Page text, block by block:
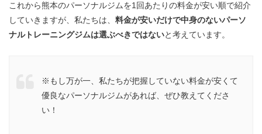
これから熊本のパーソナルジムを1回あたりの料金が安い順で紹介
していきますが、私たちは、 料金が安いだけで中身のないパーソ
ナルトレーニングジムは選ぶべきではないと考えています。
※もし万が一、私たちが把握していない料金が安くて
優良なパーソナルジムがあれば、ぜひ教えてくださ
い！